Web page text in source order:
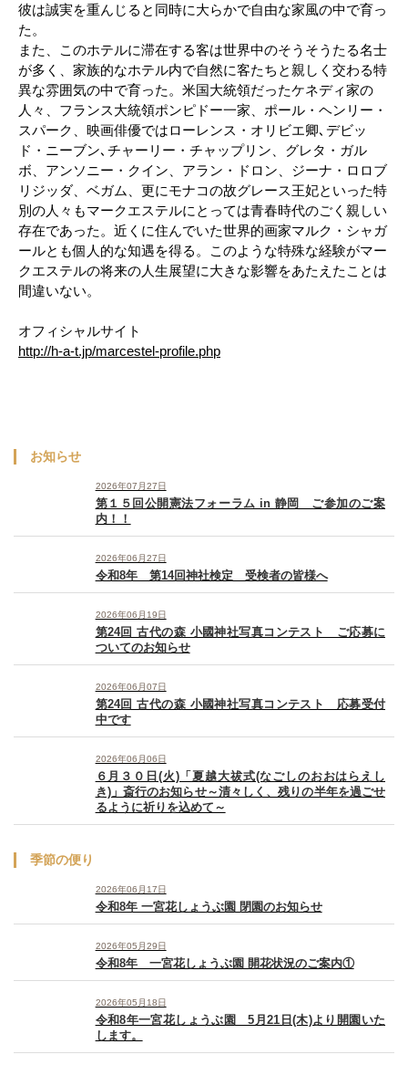
彼は誠実を重んじると同時に大らかで自由な家風の中で育っ
た。
また、このホテルに滞在する客は世界中のそうそうたる名士
が多く、家族的なホテル内で自然に客たちと親しく交わる特
異な雰囲気の中で育った。米国大統領だったケネディ家の
人々、フランス大統領ポンピドー一家、ポール・ヘンリー・
スパーク、映画俳優ではローレンス・オリビエ卿､デビッ
ド・ニーブン､チャーリー・チャップリン、グレタ・ガル
ボ、アンソニー・クイン、アラン・ドロン、ジーナ・ロロブ
リジッダ、ベガム、更にモナコの故グレース王妃といった特
別の人々もマークエステルにとっては青春時代のごく親しい
存在であった。近くに住んでいた世界的画家マルク・シャガ
ールとも個人的な知遇を得る。このような特殊な経験がマー
クエステルの将来の人生展望に大きな影響をあたえたことは
間違いない。
オフィシャルサイト
http://h-a-t.jp/marcestel-profile.php
お知らせ
2026年07月27日
第１５回公開憲法フォーラム in 静岡 ご参加のご案
内！！
2026年06月27日
令和8年 第14回神社検定 受検者の皆様へ
2026年06月19日
第24回 古代の森 小國神社写真コンテスト ご応募に
ついてのお知らせ
2026年06月07日
第24回 古代の森 小國神社写真コンテスト 応募受付
中です
2026年06月06日
６月３０日(火)「夏越大祓式(なごしのおおはらえし
き)」斎行のお知らせ～清々しく、残りの半年を過ごせ
るように祈りを込めて～
季節の便り
2026年06月17日
令和8年 一宮花しょうぶ園 閉園のお知らせ
2026年05月29日
令和8年 一宮花しょうぶ園 開花状況のご案内①
2026年05月18日
令和8年一宮花しょうぶ園 5月21日(木)より開園いた
します。